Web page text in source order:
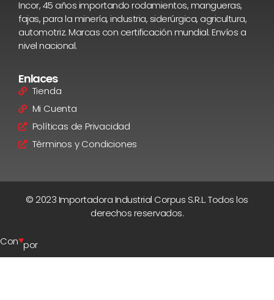
Incor, 45 años importando rodamientos, mangueras,
fajas, para la minería, industria, siderúrgica, agricultura,
automotriz. Marcas con certificación mundial. Envíos a
nivel nacional.
Enlaces
Tienda
Mi Cuenta
Políticas de Privacidad
Términos y Condiciones
© 2023 Importadora Industrial Corpus S.R.L. Todos los
derechos reservados.
Con♥por